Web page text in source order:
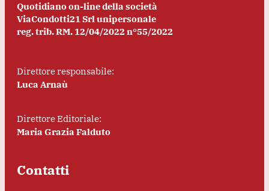
Quotidiano on-line della società
ViaCondotti21 Srl unipersonale
reg. trib. RM. 12/04/2022 n°55/2022
Direttore responsabile:
Luca Arnaù
Direttore Editoriale:
Maria Grazia Falduto
Contatti